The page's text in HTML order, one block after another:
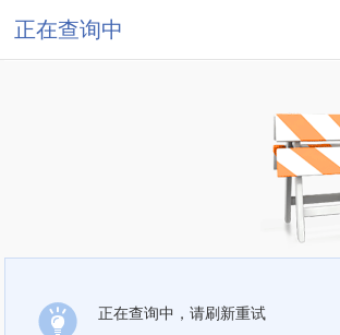
正在查询中
正在查询中，请刷新重试